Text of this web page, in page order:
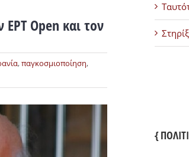
Open και τον
,παγκοσμιοποίηση,
{